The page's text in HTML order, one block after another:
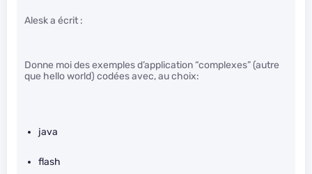
Alesk a écrit :
Donne moi des exemples d’application “complexes” (autre
que hello world) codées avec, au choix:
java
flash